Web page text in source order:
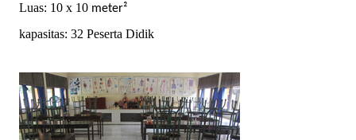
Luas: 10 x 10 meter²
kapasitas: 32 Peserta Didik